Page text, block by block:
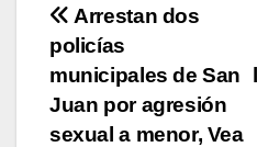
Navegación
de
entradas
Arrestan dos
policías
municipales de San
Juan por agresión
sexual a menor, Vea